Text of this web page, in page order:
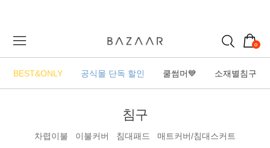
0
BEST&ONLY 공식몰 단독 할인 쿨썸머💙 소재별침구
침구
차렵이불 이불커버 침대패드
매트커버/침대스커트